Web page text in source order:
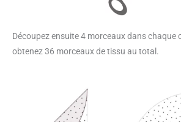
Découpez ensuite 4 morceaux dans chaque
obtenez 36 morceaux de tissu au total.